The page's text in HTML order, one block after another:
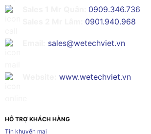
0909.346.736
0901.940.968
sales@wetechviet.vn
www.wetechviet.vn
HỖ TRỢ KHÁCH HÀNG
Tin khuyến mại